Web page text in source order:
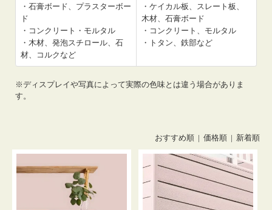
・石膏ボード、プラスターボー
ド
・コンクリート・モルタル
・木材、発泡スチロール、石
材、コルクなど
・ケイカル板、スレート板、
木材、石膏ボード
・コンクリート、モルタル
・トタン、鉄部など
※ディスプレイや写真によって実際の色味とは違う場合がありま
す。
おすすめ順 | 価格順 | 新着順